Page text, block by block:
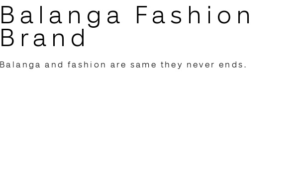
Balanga Fashion
Brand
Balanga and fashion are same they never ends.